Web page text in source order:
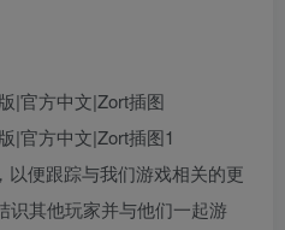
以便跟踪与我们游戏相关的更
识其他玩家并与他们一起游